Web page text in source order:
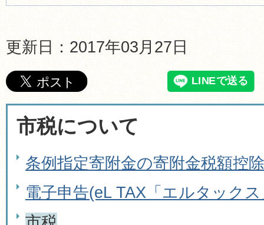
更新日：2017年03月27日
市税について
条例指定寄附金の寄附金税額控除
電子申告(eL TAX「エルタック